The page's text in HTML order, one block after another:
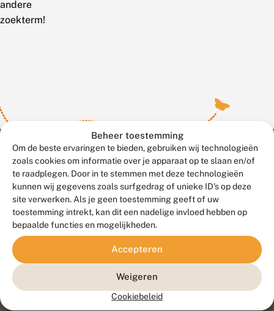
Beheer toestemming
Om de beste ervaringen te bieden, gebruiken wij technologieën
zoals cookies om informatie over je apparaat op te slaan en/of
te raadplegen. Door in te stemmen met deze technologieën
kunnen wij gegevens zoals surfgedrag of unieke ID's op deze
site verwerken. Als je geen toestemming geeft of uw
toestemming intrekt, kan dit een nadelige invloed hebben op
bepaalde functies en mogelijkheden.
Accepteren
Weigeren
Cookiebeleid
andere
zoekterm!
Contact
Veelgestelde vragen
Doneer
Meld waarnemingen© 2026 Vlinderstichting
Duurzaam ontwikkeld door
Go2People
, ontworpen door
Blue Field Agency
Privacy
Disclaimer
Sitemap